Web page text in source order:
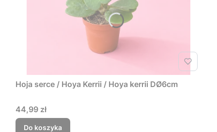
Hoja serce / Hoya Kerrii / Hoya kerrii DØ6cm
Cena
44,99 zł
Do koszyka